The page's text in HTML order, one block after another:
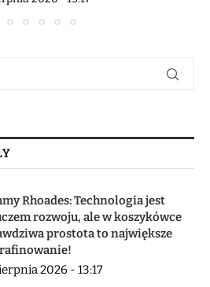
Rhoades: Technologia jest
rozwoju, ale w koszykówce
prostota to największe
2026 - 13:17